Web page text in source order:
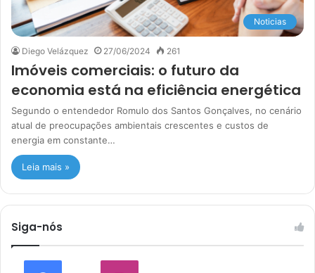
Noticias
Diego Velázquez 27/06/2024 261
Imóveis comerciais: o futuro da
economia está na eficiência energética
Segundo o entendedor Romulo dos Santos Gonçalves, no cenário
atual de preocupações ambientais crescentes e custos de
energia em constante…
Leia mais »
Siga-nós